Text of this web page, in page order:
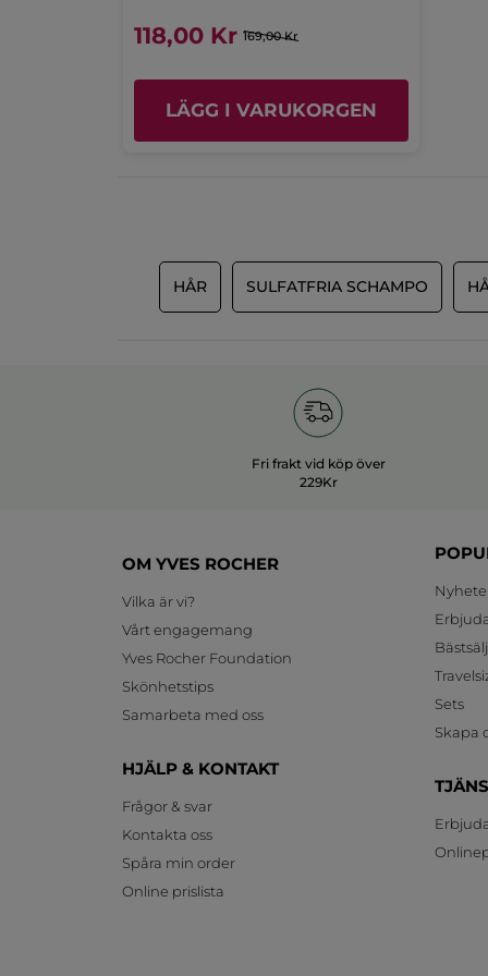
118,00 Kr 169,00 Kr
LÄGG I VARUKORGEN
HÅR SULFATFRIA SCHAMPO
Fri frakt vid köp över
229Kr
OM YVES ROCHER
Vilka är vi?
Vårt engagemang
Yves Rocher Foundation
Skönhetstips
Samarbeta med oss
HJÄLP & KONTAKT
Frågor & svar
Kontakta oss
Spåra min order
Online prislista
Sets
Skapa